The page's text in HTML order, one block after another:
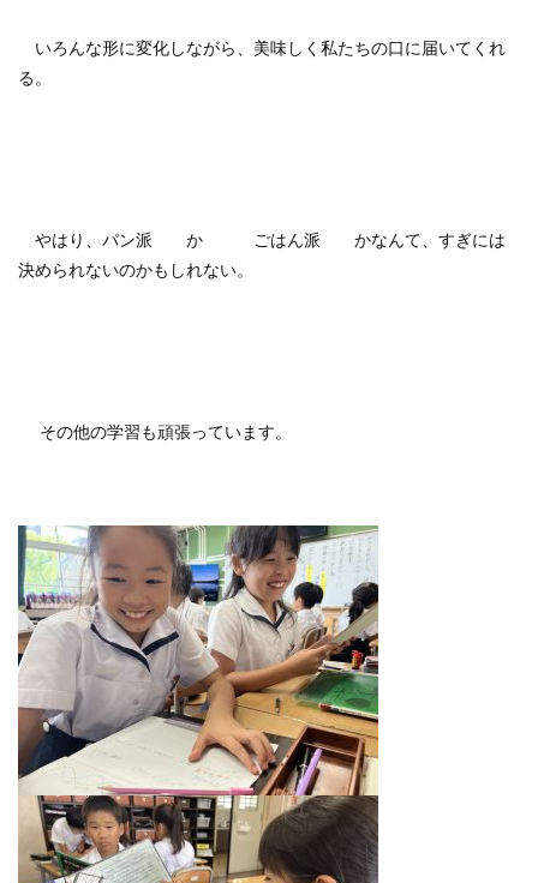
いろんな形に変化しながら、美味しく私たちの口に届いてくれ
る。
やはり、パン派 か ごはん派 かなんて、すぎには
決められないのかもしれない。
その他の学習も頑張っています。